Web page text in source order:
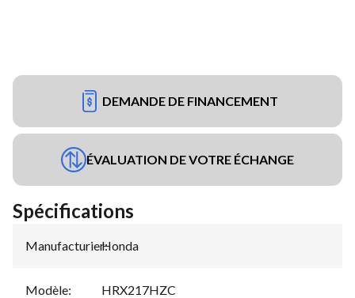
DEMANDE DE FINANCEMENT
ÉVALUATION DE VOTRE ÉCHANGE
Spécifications
Manufacturier:
Honda
Modèle: HRX217HZC